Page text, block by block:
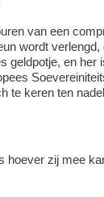
van een
wordt
geldpotje, en her
te keren ten
hoever zij mee